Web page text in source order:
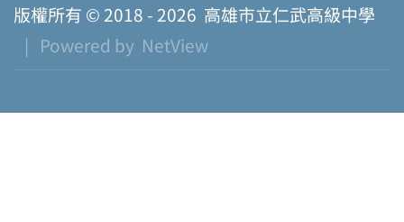
版權所有 © 2018 - 2026 高雄市立仁武高級中學
| Powered by NetView